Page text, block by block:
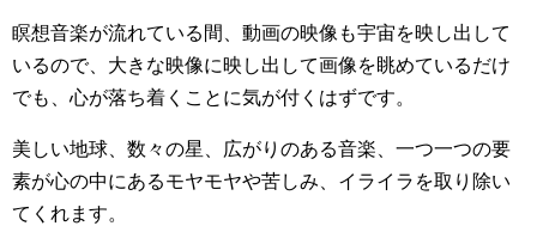
瞑想音楽が流れている間、動画の映像も宇宙を映し出して
いるので、大きな映像に映し出して画像を眺めているだけ
でも、心が落ち着くことに気が付くはずです。
美しい地球、数々の星、広がりのある音楽、一つ一つの要
素が心の中にあるモヤモヤや苦しみ、イライラを取り除い
てくれます。